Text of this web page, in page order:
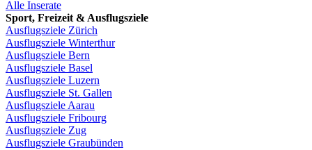
Alle Inserate
Sport, Freizeit & Ausflugsziele
Ausflugsziele Zürich
Ausflugsziele Winterthur
Ausflugsziele Bern
Ausflugsziele Basel
Ausflugsziele Luzern
Ausflugsziele St. Gallen
Ausflugsziele Aarau
Ausflugsziele Fribourg
Ausflugsziele Zug
Ausflugsziele Graubünden